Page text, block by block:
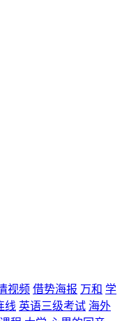
视频 借势海报 万和 学
线 英语三级考试 海外